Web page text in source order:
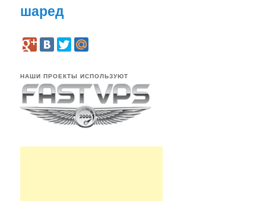
шаред
НАШИ ПРОЕКТЫ ИСПОЛЬЗУЮТ